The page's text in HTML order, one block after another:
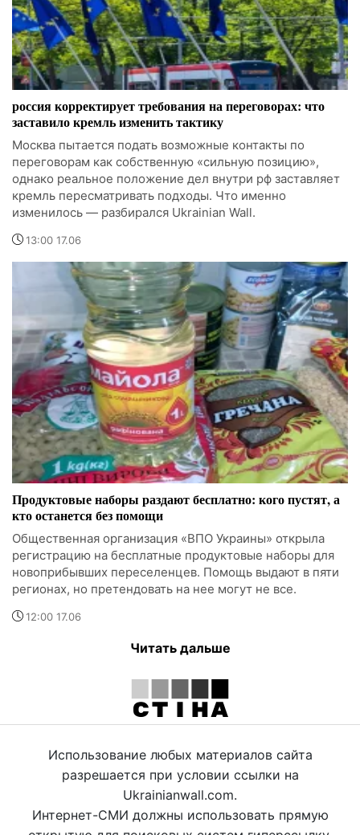
россия корректирует требования на переговорах: что
заставило кремль изменить тактику
Москва пытается подать возможные контакты по
переговорам как собственную «сильную позицию»,
однако реальное положение дел внутри рф заставляет
кремль пересматривать подходы. Что именно
изменилось — разбирался Ukrainian Wall.
13:00 17.06
Продуктовые наборы раздают бесплатно: кого пустят, а
кто останется без помощи
Общественная организация «ВПО Украины» открыла
регистрацию на бесплатные продуктовые наборы для
новоприбывших переселенцев. Помощь выдают в пяти
регионах, но претендовать на нее могут не все.
12:00 17.06
Читать дальше
Использование любых материалов сайта
разрешается при условии ссылки на
Ukrainianwall.com.
Интернет-СМИ должны использовать прямую